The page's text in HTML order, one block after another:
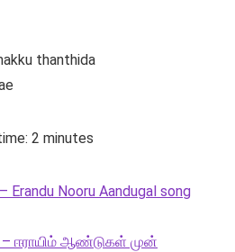
thanthida
2 minutes
Nooru Aandugal song
– ஈராயிம் ஆண்டுகள் முன்